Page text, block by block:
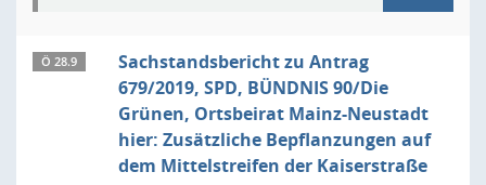
Ö 28.9
Sachstandsbericht zu Antrag
679/2019, SPD, BÜNDNIS 90/Die
Grünen, Ortsbeirat Mainz-Neustadt
hier: Zusätzliche Bepflanzungen auf
dem Mittelstreifen der Kaiserstraße